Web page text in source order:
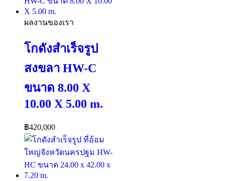
ผลงานของเรา
โกดังสำเร็จรูป
สงขลา HW-C
ขนาด 8.00 X
10.00 X 5.00 m.
฿420,000